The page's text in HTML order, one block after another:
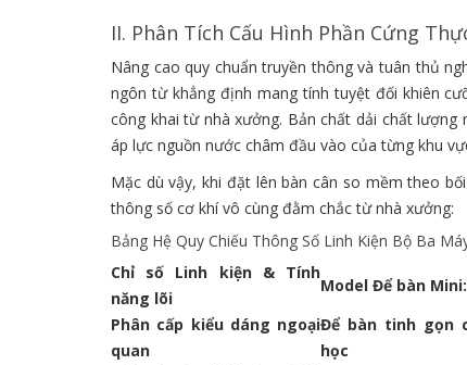
II. Phân Tích Cấu Hình Phần Cứng
Nâng cao quy chuẩn truyền thông và tuân thủ
ngôn từ khẳng định mang tính tuyệt đối khiên
công khai từ nhà xưởng. Bản chất dải chất
áp lực nguồn nước châm đầu vào của từng khu
Mặc dù vậy, khi đặt lên bàn cân so mềm theo
thông số cơ khí vô cùng đằm chắc từ nhà xưởng:
Bảng Hệ Quy Chiếu Thông Số Linh Kiện Bộ Ba
Chỉ số Linh kiện & Tính
năng lõi
Model Để bàn Mini:
Phân cấp kiểu dáng ngoại
quan
Để bàn tinh gọn
học